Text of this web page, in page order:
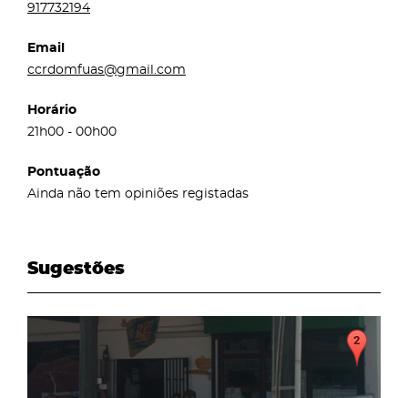
917732194
Email
ccrdomfuas@gmail.com
Horário
21h00 - 00h00
Pontuação
Ainda não tem opiniões registadas
Sugestões
page